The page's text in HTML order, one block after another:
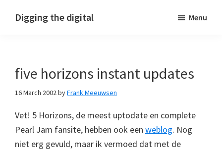
Digging the digital Menu
five horizons instant updates
16 March 2002byFrank Meeuwsen
Vet! 5 Horizons, de meest uptodate en complete
Pearl Jam fansite, hebben ook een weblog. Nog
niet erg gevuld, maar ik vermoed dat met de